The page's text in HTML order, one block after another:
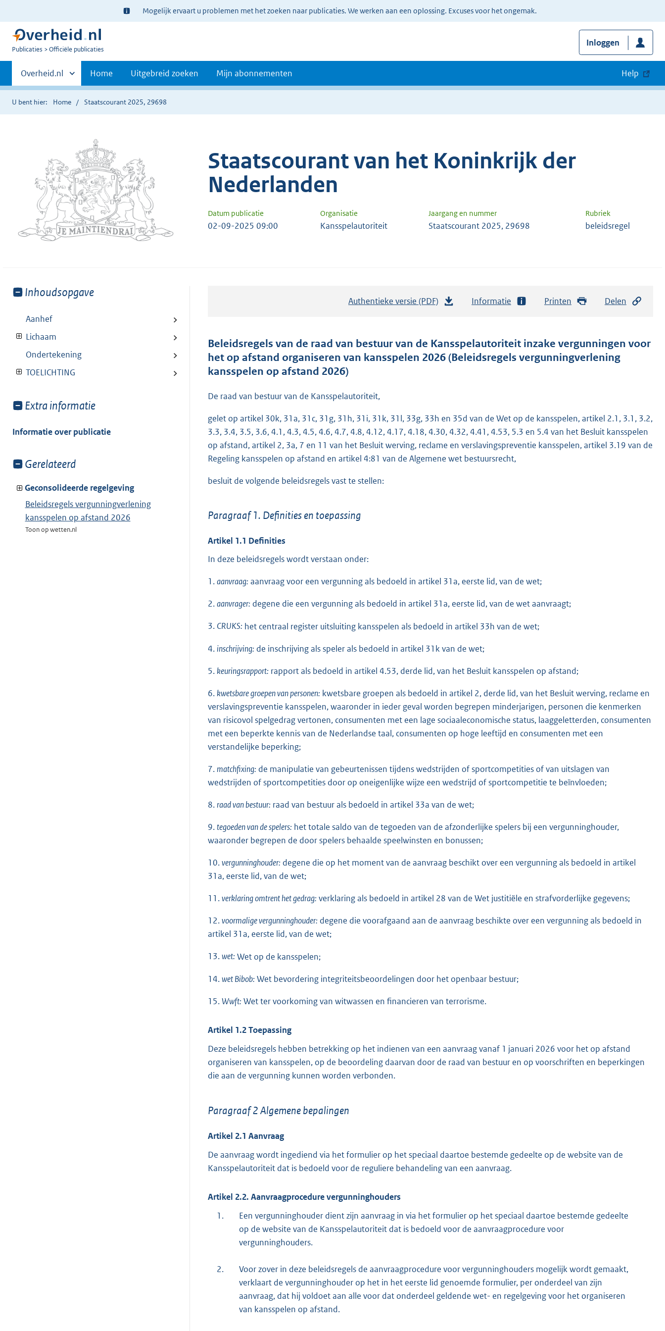
Ter
informatie:
Mogelijk ervaart u problemen met het zoeken naar publicaties. We werken aan een oplossing. Excuses voor het ongemak.
U
Publicaties Officiële publicaties
Inloggen
Primaire
navigatie
Andere
sites
binnen
Overheid.nl Home Uitgebreid zoeken Mijn abonnementen Help
U bent hier: Home Staatscourant 2025, 29698
Staatscourant van het Koninkrijk der
Nederlanden
Datum publicatie Organisatie Jaargang en nummer Rubriek
02-09-2025 09:00 Kansspelautoriteit Staatscourant 2025, 29698 beleidsregel
Toon
van:
Inhoudsopgave
Aanhef
Lichaam
Ondertekening
TOELICHTING
Toon
van:
Extra informatie
Informatie over publicatie
Toon
van:
Gerelateerd
Geconsolideerde regelgeving
Beleidsregels vergunningverlening
kansspelen op afstand 2026
Toon op wetten.nl
Authentieke versie (PDF)
t
a
r
o
o
t
Informatie Printen Delen
Beleidsregels van de raad van bestuur van de Kansspelautoriteit inzake vergunningen voor
het op afstand organiseren van kansspelen 2026 (Beleidsregels vergunningverlening
kansspelen op afstand 2026)
De raad van bestuur van de Kansspelautoriteit,
gelet op artikel 30k, 31a, 31c, 31g, 31h, 31i, 31k, 31l, 33g, 33h en 35d van de Wet op de kansspelen, artikel 2.1, 3.1, 3.2,
3.3, 3.4, 3.5, 3.6, 4.1, 4.3, 4.5, 4.6, 4.7, 4.8, 4.12, 4.17, 4.18, 4.30, 4.32, 4.41, 4.53, 5.3 en 5.4 van het Besluit kansspelen
op afstand, artikel 2, 3a, 7 en 11 van het Besluit werving, reclame en verslavingspreventie kansspelen, artikel 3.19 van de
Regeling kansspelen op afstand en artikel 4:81 van de Algemene wet bestuursrecht,
besluit de volgende beleidsregels vast te stellen:
Paragraaf 1. Definities en toepassing
Artikel 1.1 Definities
In deze beleidsregels wordt verstaan onder:
1.aanvraag: aanvraag voor een vergunning als bedoeld in artikel 31a, eerste lid, van de wet;
2.aanvrager: degene die een vergunning als bedoeld in artikel 31a, eerste lid, van de wet aanvraagt;
3. CRUKS: het centraal register uitsluiting kansspelen als bedoeld in artikel 33h van de wet;
4. inschrijving: de inschrijving als speler als bedoeld in artikel 31k van de wet;
5. keuringsrapport: rapport als bedoeld in artikel 4.53, derde lid, van het Besluit kansspelen op afstand;
6. kwetsbare groepen van personen: kwetsbare groepen als bedoeld in artikel 2, derde lid, van het Besluit werving, reclame en
verslavingspreventie kansspelen, waaronder in ieder geval worden begrepen minderjarigen, personen die kenmerken
van risicovol spelgedrag vertonen, consumenten met een lage sociaaleconomische status, laaggeletterden, consumenten
met een beperkte kennis van de Nederlandse taal, consumenten op hoge leeftijd en consumenten met een
verstandelijke beperking;
7. matchfixing: de manipulatie van gebeurtenissen tijdens wedstrijden of sportcompetities of van uitslagen van
wedstrijden of sportcompetities door op oneigenlijke wijze een wedstrijd of sportcompetitie te beïnvloeden;
8. raad van bestuur: raad van bestuur als bedoeld in artikel 33a van de wet;
9.tegoeden van de spelers: het totale saldo van de tegoeden van de afzonderlijke spelers bij een vergunninghouder,
waaronder begrepen de door spelers behaalde speelwinsten en bonussen;
10.vergunninghouder: degene die op het moment van de aanvraag beschikt over een vergunning als bedoeld in artikel
31a, eerste lid, van de wet;
11.verklaring omtrent het gedrag: verklaring als bedoeld in artikel 28 van de Wet justitiële en strafvorderlijke gegevens;
12.voormalige vergunninghouder: degene die voorafgaand aan de aanvraag beschikte over een vergunning als bedoeld in
artikel 31a, eerste lid, van de wet;
13.wet: Wet op de kansspelen;
14.wet Bibob: Wet bevordering integriteitsbeoordelingen door het openbaar bestuur;
15.Wwft: Wet ter voorkoming van witwassen en financieren van terrorisme.
Artikel 1.2 Toepassing
Deze beleidsregels hebben betrekking op het indienen van een aanvraag vanaf 1 januari 2026 voor het op afstand
organiseren van kansspelen, op de beoordeling daarvan door de raad van bestuur en op voorschriften en beperkingen
die aan de vergunning kunnen worden verbonden.
Paragraaf 2 Algemene bepalingen
Artikel 2.1 Aanvraag
De aanvraag wordt ingediend via het formulier op het speciaal daartoe bestemde gedeelte op de website van de
Kansspelautoriteit dat is bedoeld voor de reguliere behandeling van een aanvraag.
Artikel 2.2. Aanvraagprocedure vergunninghouders
1.
Een vergunninghouder dient zijn aanvraag in via het formulier op het speciaal daartoe bestemde gedeelte
op de website van de Kansspelautoriteit dat is bedoeld voor de aanvraagprocedure voor
vergunninghouders.
2.
Voor zover in deze beleidsregels de aanvraagprocedure voor vergunninghouders mogelijk wordt gemaakt,
verklaart de vergunninghouder op het in het eerste lid genoemde formulier, per onderdeel van zijn
aanvraag, dat hij voldoet aan alle voor dat onderdeel geldende wet- en regelgeving voor het organiseren
van kansspelen op afstand.